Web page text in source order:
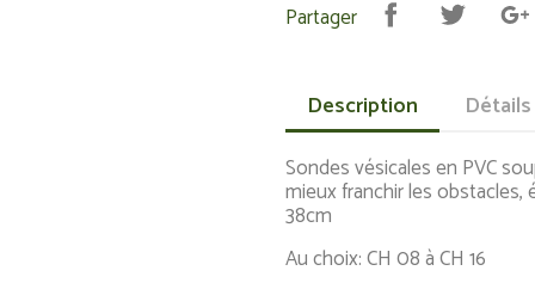
Partager
Description
Sondes vésicales en PVC
mieux franchir les
38cm
Au choix: CH 08 à CH 16